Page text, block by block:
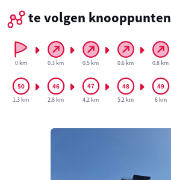
te volgen knooppunten
0 km 0.3 km 0.5 km 0.6 km 0.8 km
1.3 km 2.8 km 4.2 km 5.2 km 6 km